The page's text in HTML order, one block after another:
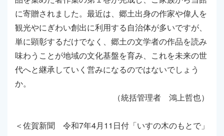
に寄贈されました。最近は、郷土出身の作家や偉人を
観光やにぎわい創出に利用する自治体が多いですが、
単に顕彰するだけでなく、郷土の文学者の作品を読み
味わうことが地域の文化基盤を育み、これを未来の世
代へと継承していく営みになるのではないでしょう
か。
（統括管理者 鴻上哲也）
＜佐賀新聞 令和7年4月11日付「いすの木のもとで」